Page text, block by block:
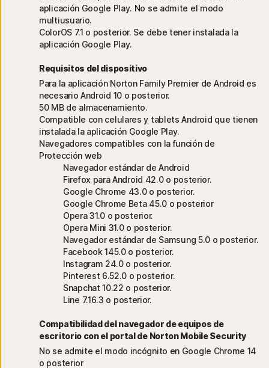
aplicación Google Play. No se admite el modo
multiusuario.
ColorOS 7.1 o posterior. Se debe tener instalada la
aplicación Google Play.
Requisitos del dispositivo
Para la aplicación Norton Family Premier de Android es
necesario Android 10 o posterior.
50 MB de almacenamiento.
Compatible con celulares y tablets Android que tienen
instalada la aplicación Google Play.
Navegadores compatibles con la función de
Protección web
Navegador estándar de Android
Firefox para Android 42.0 o posterior.
Google Chrome 43.0 o posterior.
Google Chrome Beta 45.0 o posterior
Opera 31.0 o posterior.
Opera Mini 31.0 o posterior.
Navegador estándar de Samsung 5.0 o posterior.
Facebook 145.0 o posterior.
Instagram 24.0 o posterior.
Pinterest 6.52.0 o posterior.
Snapchat 10.22 o posterior.
Line 7.16.3 o posterior.
Compatibilidad del navegador de equipos de
escritorio con el portal de Norton Mobile Security
No se admite el modo incógnito en Google Chrome 14
o posterior